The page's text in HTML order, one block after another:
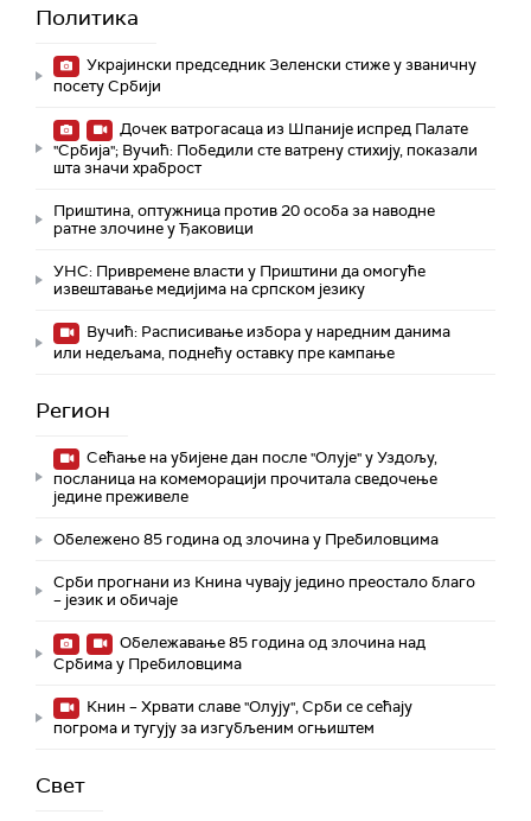
Политика
Украјински председник Зеленски стиже у званичну
посету Србији
Дочек ватрогасаца из Шпаније испред Палате
"Србија"; Вучић: Победили сте ватрену стихију, показали
шта значи храброст
Приштина, оптужница против 20 особа за наводне
ратне злочине у Ђаковици
УНС: Привремене власти у Приштини да омогуће
извештавање медијима на српском језику
Вучић: Расписивање избора у наредним данима
или недељама, поднећу оставку пре кампање
Регион
Сећање на убијене дан после "Олује" у Уздољу,
посланица на комеморацији прочитала сведочење
једине преживеле
Обележено 85 година од злочина у Пребиловцима
Срби прогнани из Книна чувају једино преостало благо
– језик и обичаје
Обележавање 85 година од злочина над
Србима у Пребиловцима
Книн – Хрвати славе "Олују", Срби се сећају
погрома и тугују за изгубљеним огњиштем
Свет